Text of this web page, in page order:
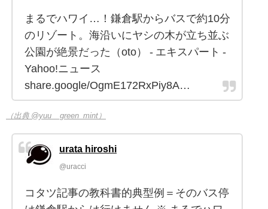
まるでハワイ…！鎌倉駅からバスで約10分
のリゾート。海沿いにヤシの木が立ち並ぶ
公園が絶景だった（oto） - エキスパート -
Yahoo!ニュース
share.google/OgmE172RxPiy8A…
（出典 @yuu__green_mint）
urata hiroshi
@uracci
コタツ記事の教科書的典型例＝そのバス停